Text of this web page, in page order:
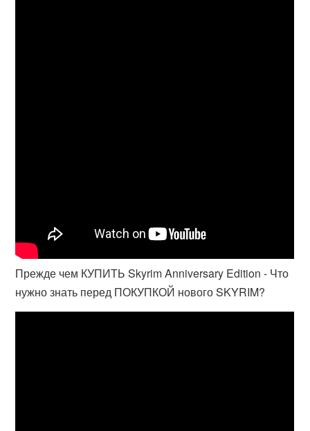
Прежде чем КУПИТЬ Skyrim Anniversary Edition - Что
нужно знать перед ПОКУПКОЙ нового SKYRIM?